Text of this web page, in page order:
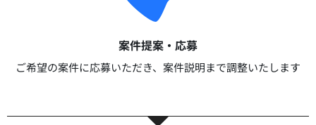
案件提案・応募​
ご希望の案件に応募いただき、案件説明まで調整いたします​​